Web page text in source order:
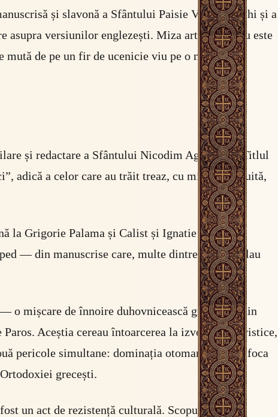
și slavonă a Sfântului Paisie Velicicovschi și a
asupra versiunilor englezești. Miza articolului nu este
de pe un fir de ucenicie viu pe o masă de
și redactare a Sfântului Nicodim Aghioritul. Titlul
a celor care au trăit treaz, cu mintea străjuită,
la Grigorie Palama și Calist și Ignatie Xantopol.
— din manuscrise care, multe dintre ele, circulau
o mișcare de înnoire duhovnicească grecească din
Aceștia cereau întoarcerea la izvoarele patristice,
pericole simultane: dominația otomană, care sufoca
grecești.
un act de rezistență culturală. Scopul nu era